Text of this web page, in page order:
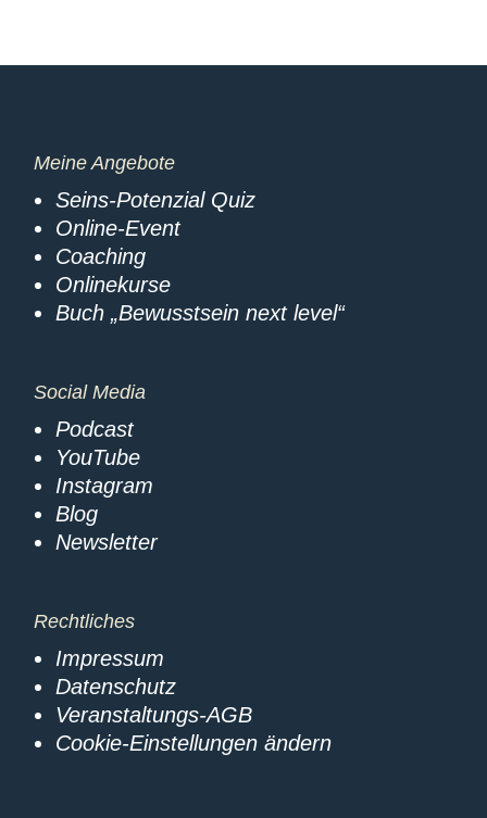
Meine Angebote
Seins-Potenzial Quiz
Online-Event
Coaching
Onlinekurse
Buch „Bewusstsein next level“
Social Media
Podcast
YouTube
Instagram
Blog
Newsletter
Rechtliches
Impressum
Datenschutz
Veranstaltungs-AGB
Cookie-Einstellungen ändern